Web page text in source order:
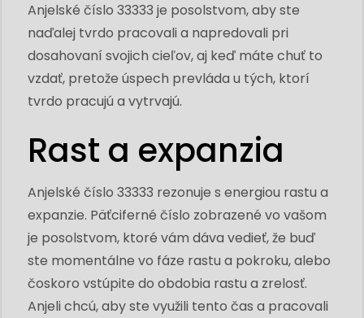
Anjelské číslo 33333 je posolstvom, aby ste
naďalej tvrdo pracovali a napredovali pri
dosahovaní svojich cieľov, aj keď máte chuť to
vzdať, pretože úspech prevláda u tých, ktorí
tvrdo pracujú a vytrvajú.
Rast a expanzia
Anjelské číslo 33333 rezonuje s energiou rastu a
expanzie. Päťciferné číslo zobrazené vo vašom
je posolstvom, ktoré vám dáva vedieť, že buď
ste momentálne vo fáze rastu a pokroku, alebo
čoskoro vstúpite do obdobia rastu a zrelosť.
Anjeli chcú, aby ste využili tento čas a pracovali